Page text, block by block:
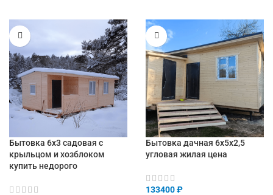
Бытовка 6х3 садовая с
крыльцом и хозблоком
купить недорого
Бытовка дачная 6х5х2,5
угловая жилая цена
133400₽